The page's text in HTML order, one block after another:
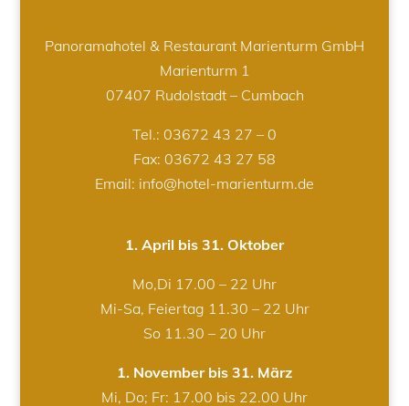
Panoramahotel & Restaurant Marienturm GmbH
Marienturm 1
07407 Rudolstadt – Cumbach
Tel.: 03672 43 27 – 0
Fax: 03672 43 27 58
Email: info@hotel-marienturm.de
1. April bis 31. Oktober
Mo,Di 17.00 – 22 Uhr
Mi-Sa, Feiertag 11.30 – 22 Uhr
So 11.30 – 20 Uhr
1. November bis 31. März
Mi, Do; Fr: 17.00 bis 22.00 Uhr